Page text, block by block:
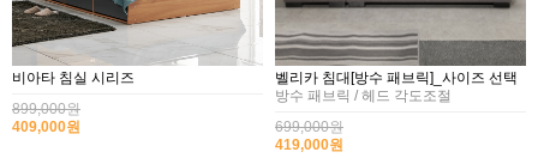
비아타 침실 시리즈
899,000원
409,000원
벨리카 침대[방수 패브릭]_사이즈 선택
방수 패브릭 / 헤드 각도조절
699,000원
419,000원